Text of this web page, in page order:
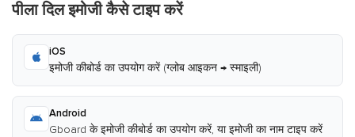
पीला दिल इमोजी कैसे टाइप करें
iOS
इमोजी कीबोर्ड का उपयोग करें (ग्लोब आइकन → स्माइली)
Android
Gboard के इमोजी कीबोर्ड का उपयोग करें, या इमोजी का नाम टाइप करें